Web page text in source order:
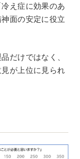
え症に効果のあ
面の安定に役立
だけではなく、
が上位に見られ